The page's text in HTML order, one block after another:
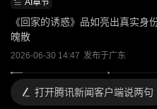
AI章节
《回家的诱惑》品如亮出真实身
魄散
2026-06-30 14:47 发布于广东
打开腾讯新闻客户端说两句